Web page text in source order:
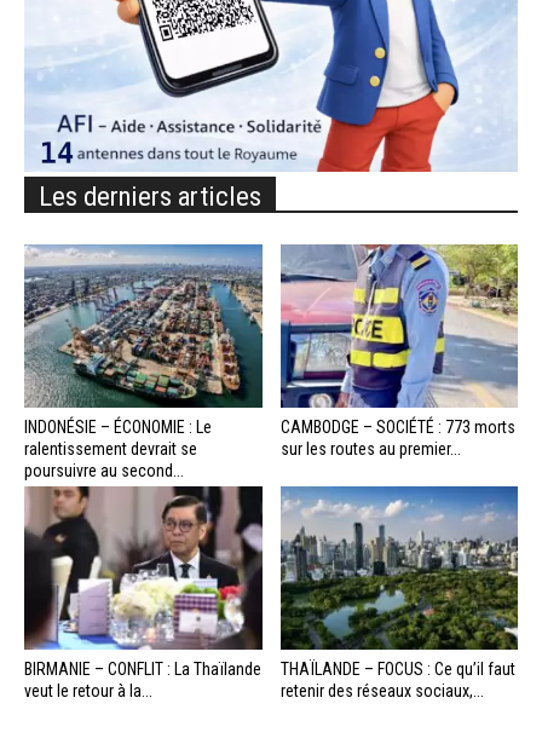
Les derniers articles
INDONÉSIE – ÉCONOMIE : Le
ralentissement devrait se
poursuivre au second...
CAMBODGE – SOCIÉTÉ : 773 morts
sur les routes au premier...
BIRMANIE – CONFLIT : La Thaïlande
veut le retour à la...
THAÏLANDE – FOCUS : Ce qu’il faut
retenir des réseaux sociaux,...